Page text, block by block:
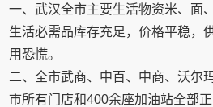
一、武汉全市主要生活物资米、面
生活必需品库存充足，价格平稳，
用恐慌。
二、全市武商、中百、中商、沃尔
市所有门店和400余座加油站全部正